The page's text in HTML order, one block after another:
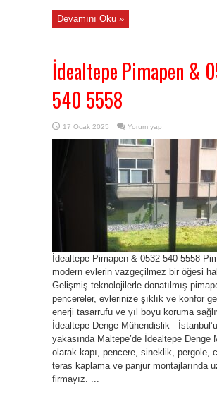
Devamını Oku »
İdealtepe Pimapen &
540 5558
17 Ocak 2025 Yorum yap
İdealtepe Pimapen & 0532 540 5558
modern evlerin vazgeçilmez bir öğesi
Gelişmiş teknolojilerle donatılmış
pencereler, evlerinize şıklık ve konfor
enerji tasarrufu ve yıl boyu koruma
İdealtepe Denge Mühendislik
yakasında Maltepe’de İdealtepe Denge
olarak kapı, pencere, sineklik, pergole,
teras kaplama ve panjur montajlarında
firmayız. ...